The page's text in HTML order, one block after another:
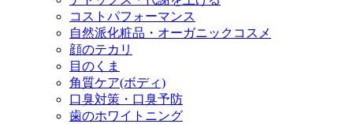
コストパフォーマンス
自然派化粧品・オーガニックコスメ
顔のテカリ
目のくま
角質ケア(ボディ)
口臭対策・口臭予防
歯のホワイトニング